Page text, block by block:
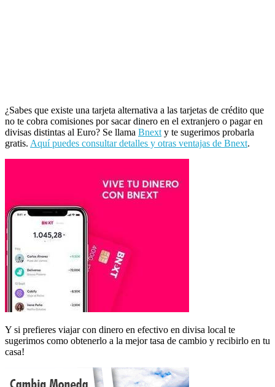
¿Sabes que existe una tarjeta alternativa a las tarjetas de crédito que
no te cobra comisiones por sacar dinero en el extranjero o pagar en
divisas distintas al Euro? Se llama Bnext y te sugerimos probarla
gratis. Aquí puedes consultar detalles y otras ventajas de Bnext.
Y si prefieres viajar con dinero en efectivo en divisa local te
sugerimos como obtenerlo a la mejor tasa de cambio y recibirlo en tu
casa!